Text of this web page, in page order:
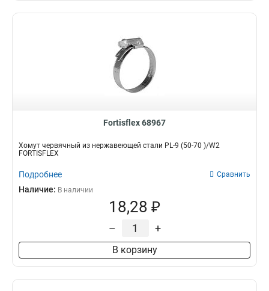
Fortisflex 68967
Хомут червячный из нержавеющей стали PL-9 (50-70 )/W2
FORTISFLEX
Подробнее Сравнить
Наличие: В наличии
18,28 ₽
– +
В корзину